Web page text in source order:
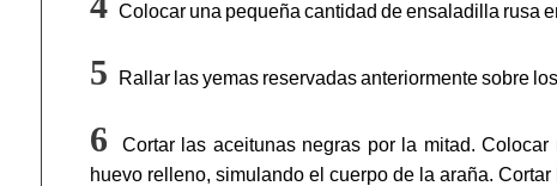
Colocar una pequeña cantidad de ensaladilla rusa
Rallar las yemas reservadas anteriormente sobre
Cortar las aceitunas negras por la mitad.
huevo relleno, simulando el cuerpo de la araña.